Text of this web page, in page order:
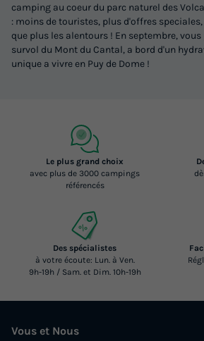
camping au coeur du parc naturel des
: moins de touristes, plus d'offres
que plus les alentours ! En septembre,
survol du Mont du Cantal, a bord d'un
unique a vivre en Puy de Dome !
Le plus grand choix
avec plus de 3000 campings
référencés
Des spécialistes
à votre écoute: Lun. à Ven.
9h-19h / Sam. et Dim. 10h-19h
Vous et Nous